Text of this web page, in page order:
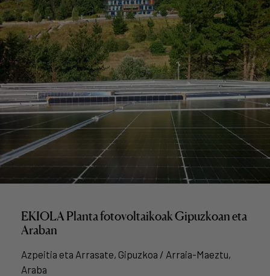
EKIOLA Planta fotovoltaikoak Gipuzkoan eta
Araban
Azpeitia eta Arrasate, Gipuzkoa / Arraia-Maeztu,
Araba